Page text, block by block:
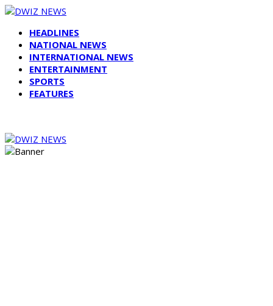
HEADLINES
NATIONAL NEWS
INTERNATIONAL NEWS
ENTERTAINMENT
SPORTS
FEATURES